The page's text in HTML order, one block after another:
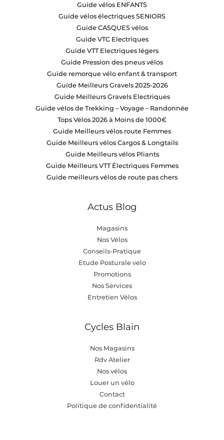
Guide vélos ENFANTS
Guide vélos électriques SENIORS
Guide CASQUES vélos
Guide VTC Electriques
Guide VTT Electriques légers
Guide Pression des pneus vélos
Guide remorque vélo enfant & transport
Guide Meilleurs Gravels 2025-2026
Guide Meilleurs Gravels Electriques
Guide vélos de Trekking – Voyage – Randonnée
Tops Vélos 2026 à Moins de 1000€
Guide Meilleurs vélos route Femmes
Guide Meilleurs vélos Cargos & Longtails
Guide Meilleurs vélos Pliants
Guide Meilleurs VTT Électriques Femmes
Guide meilleurs vélos de route pas chers
Actus Blog
Magasins
Nos Vélos
Conseils-Pratique
Etude Posturale velo
Promotions
Nos Services
Entretien Vélos
Cycles Blain
Nos Magasins
Rdv Atelier
Nos vélos
Louer un vélo
Contact
Politique de confidentialité